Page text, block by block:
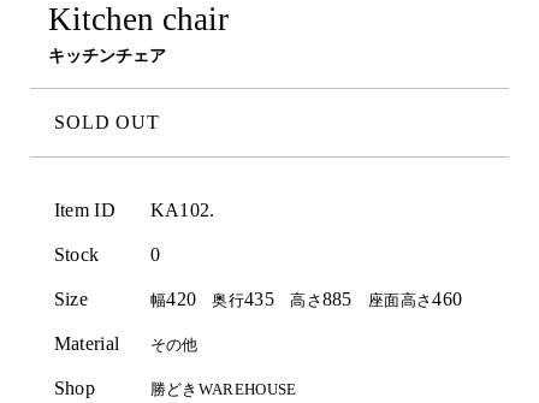
Kitchen chair
キッチンチェア
SOLD OUT
Item ID KA102.
Stock 0
Size 幅420 奥行435高さ885 座面高さ460
Material その他
Shop 勝どきWAREHOUSE